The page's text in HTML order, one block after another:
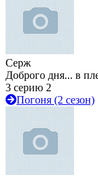
Серж
Доброго дня... в
3 серию 2
Погоня (2 сезон)